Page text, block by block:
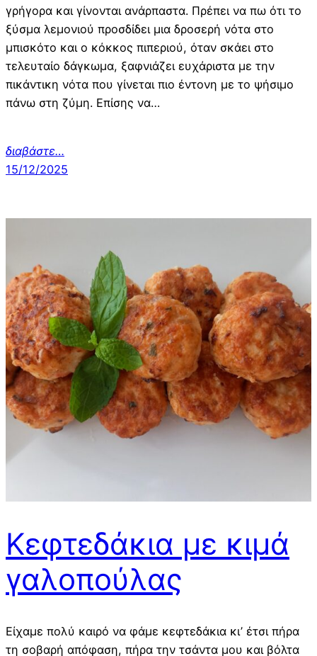
γρήγορα και γίνονται ανάρπαστα. Πρέπει να πω ότι το
ξύσμα λεμονιού προσδίδει μια δροσερή νότα στο
μπισκότο και ο κόκκος πιπεριού, όταν σκάει στο
τελευταίο δάγκωμα, ξαφνιάζει ευχάριστα με την
πικάντικη νότα που γίνεται πιο έντονη με το ψήσιμο
πάνω στη ζύμη. Επίσης να…
διαβάστε…
15/12/2025
Κεφτεδάκια με κιμά
γαλοπούλας
Είχαμε πολύ καιρό να φάμε κεφτεδάκια κι’ έτσι πήρα
τη σοβαρή απόφαση, πήρα την τσάντα μου και βόλτα